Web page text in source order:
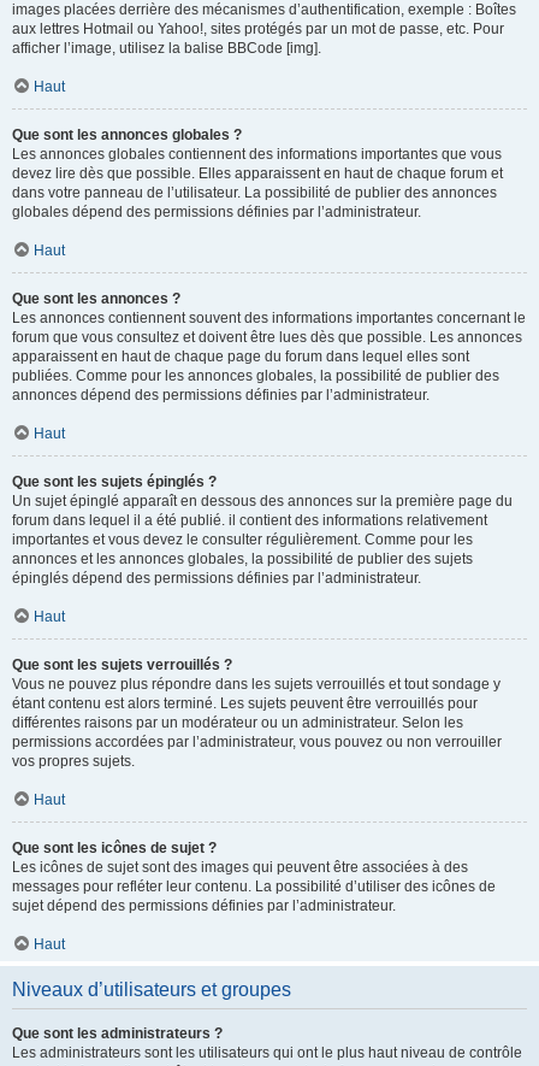
images placées derrière des mécanismes d’authentification, exemple : Boîtes
aux lettres Hotmail ou Yahoo!, sites protégés par un mot de passe, etc. Pour
afficher l’image, utilisez la balise BBCode [img].
Haut
Que sont les annonces globales ?
Les annonces globales contiennent des informations importantes que vous
devez lire dès que possible. Elles apparaissent en haut de chaque forum et
dans votre panneau de l’utilisateur. La possibilité de publier des annonces
globales dépend des permissions définies par l’administrateur.
Haut
Que sont les annonces ?
Les annonces contiennent souvent des informations importantes concernant le
forum que vous consultez et doivent être lues dès que possible. Les annonces
apparaissent en haut de chaque page du forum dans lequel elles sont
publiées. Comme pour les annonces globales, la possibilité de publier des
annonces dépend des permissions définies par l’administrateur.
Haut
Que sont les sujets épinglés ?
Un sujet épinglé apparaît en dessous des annonces sur la première page du
forum dans lequel il a été publié. il contient des informations relativement
importantes et vous devez le consulter régulièrement. Comme pour les
annonces et les annonces globales, la possibilité de publier des sujets
épinglés dépend des permissions définies par l’administrateur.
Haut
Que sont les sujets verrouillés ?
Vous ne pouvez plus répondre dans les sujets verrouillés et tout sondage y
étant contenu est alors terminé. Les sujets peuvent être verrouillés pour
différentes raisons par un modérateur ou un administrateur. Selon les
permissions accordées par l’administrateur, vous pouvez ou non verrouiller
vos propres sujets.
Haut
Que sont les icônes de sujet ?
Les icônes de sujet sont des images qui peuvent être associées à des
messages pour refléter leur contenu. La possibilité d’utiliser des icônes de
sujet dépend des permissions définies par l’administrateur.
Haut
Niveaux d’utilisateurs et groupes
Que sont les administrateurs ?
Les administrateurs sont les utilisateurs qui ont le plus haut niveau de contrôle